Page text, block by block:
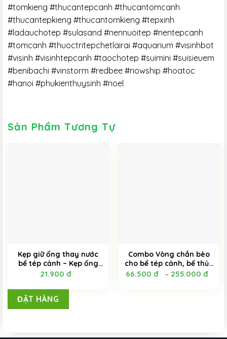
#tomkieng #thucantepcanh #thucantomcanh
#thucantepkieng #thucantomkieng #tepxinh
#ladauchotep #sulasand #nennuoitep #nentepcanh
#tomcanh #thuoctritepchetlairai #aquarium #visinhbot
#visinh #visinhtepcanh #taochotep #suimini #suisieuem
#benibachi #vinstorm #redbee #nowship #hoatoc
#hanoi #phukienthuysinh #noel
Sản Phẩm Tương Tự
Kẹp giữ ống thay nước
bể tép cảnh – Kẹp ống
thay nước bể cá (loại
21.900 đ
ĐẶT HÀNG
Combo Vòng chắn bèo
cho bể tép cảnh, bể thủy
sinh (3 – 5 – 10 cái) –
66.500 đ – 255.000 đ